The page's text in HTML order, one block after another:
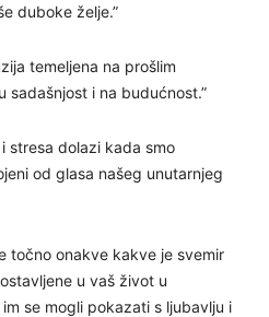
duboke želje.”
temeljena na prošlim
sadašnjost i na budućnost.”
stresa dolazi kada smo
od glasa našeg unutarnjeg
točno onakve kakve je svemir
u vaš život u
se mogli pokazati s ljubavlju i